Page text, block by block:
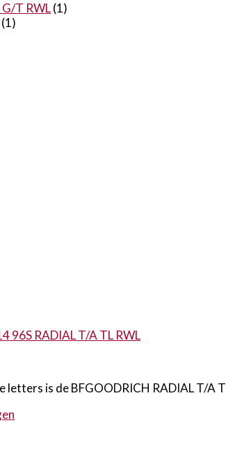
G/T RWL(1)
(1)
96S RADIAL T/A TL RWL
is de BFGOODRICH RADIAL T/A